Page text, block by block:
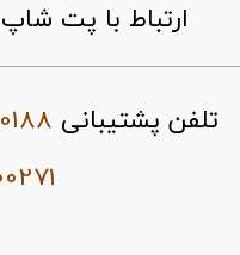
ارتباط با پت